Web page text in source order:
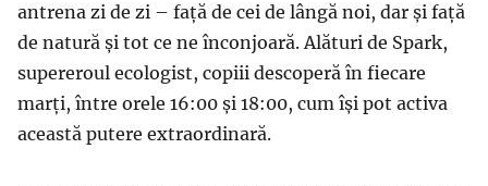
antrena zi de zi – față de cei de lângă noi, dar și față
de natură și tot ce ne înconjoară. Alături de Spark,
supereroul ecologist, copiii descoperă în fiecare
marți, între orele 16:00 și 18:00, cum își pot activa
această putere extraordinară.